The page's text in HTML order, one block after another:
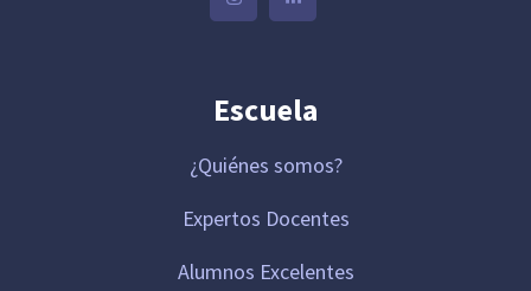
Escuela
¿Quiénes somos?
Expertos Docentes
Alumnos Excelentes